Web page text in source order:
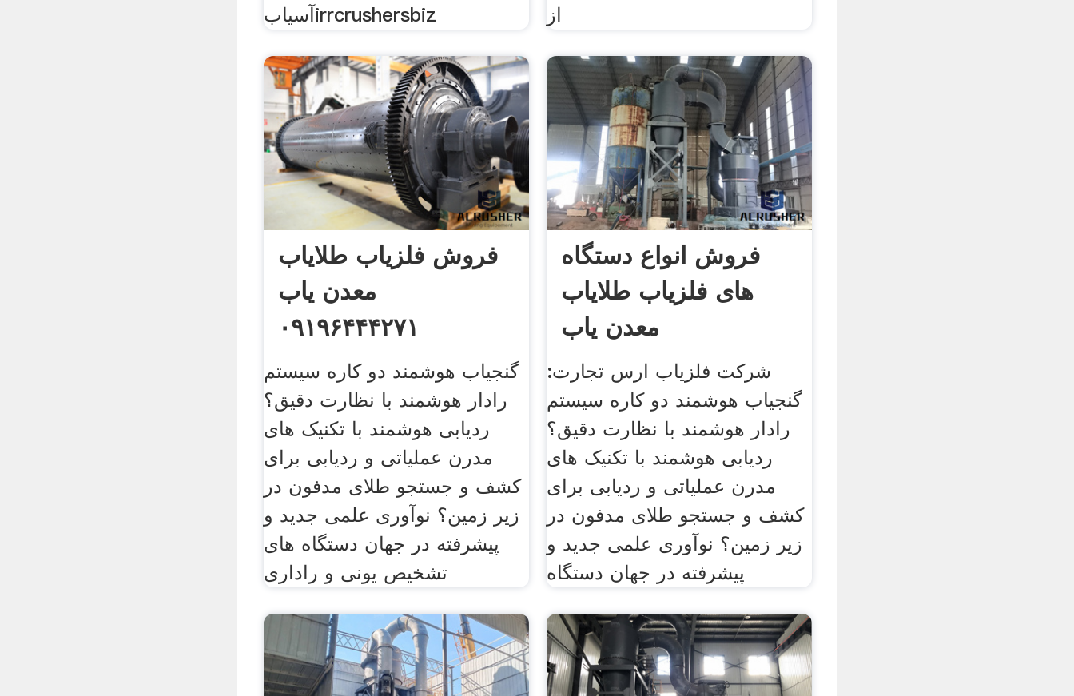
آسیابirrcrushersbiz
از
فروش فلزیاب طلایاب
معدن یاب
۰۹۱۹۶۴۴۴۲۷۱
گنجیاب هوشمند دو کاره سیستم
رادار هوشمند با نظارت دقیق؟
ردیابی هوشمند با تکنیک های
مدرن عملیاتی و ردیابی برای
کشف و جستجو طلای مدفون در
زیر زمین؟ نوآوری علمی جدید و
پیشرفته در جهان دستگاه های
تشخیص یونی و راداری
فروش انواع دستگاه
های فلزیاب طلایاب
معدن یاب
شرکت فلزیاب ارس تجارت:
گنجیاب هوشمند دو کاره سیستم
رادار هوشمند با نظارت دقیق؟
ردیابی هوشمند با تکنیک های
مدرن عملیاتی و ردیابی برای
کشف و جستجو طلای مدفون در
زیر زمین؟ نوآوری علمی جدید و
پیشرفته در جهان دستگاه